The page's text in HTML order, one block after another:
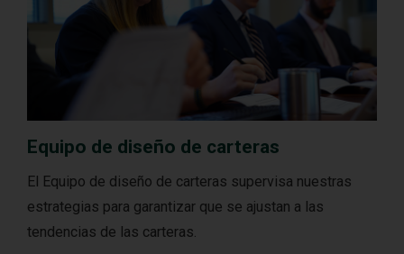
Equipo de diseño de carteras
El Equipo de diseño de carteras supervisa nuestras
estrategias para garantizar que se ajustan a las
tendencias de las carteras.